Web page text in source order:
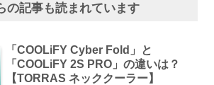
の記事も読まれています
「COOLiFY Cyber Fold」と
「COOLiFY 2S PRO」の違いは？
【TORRAS ネッククーラー】